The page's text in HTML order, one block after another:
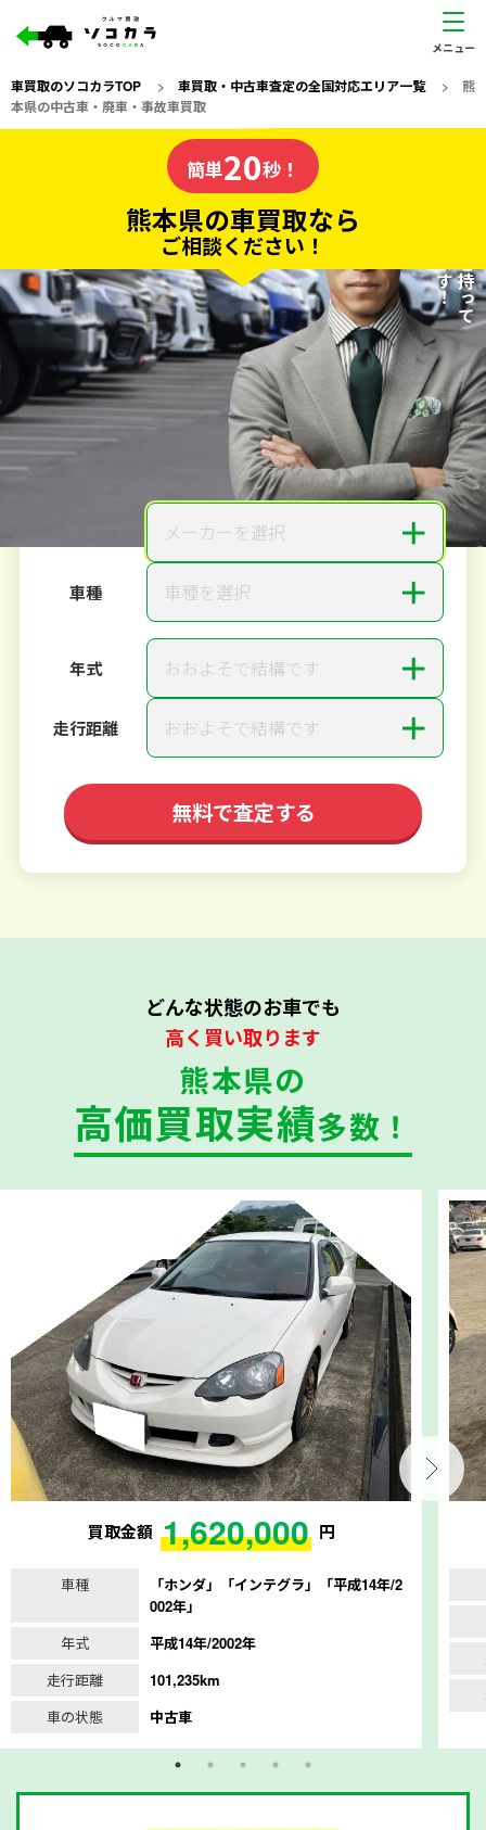
車買取のソコカラTOP > 車買取・中古車査定の全国対応エリア一覧> 熊
本県の中古車・廃車・事故車買取
の車買取なら
ソコカラの
電話か出張か、高い方の査定を提案。
だから高価買取!
私たちが責任を持って
査定いたします！
簡単20秒！
熊本県の車買取なら
ご相談ください！
20秒で入力完了！
無料で カンタンWeb査定
ご依頼いただいたお車を丁寧に査定いたします
メーカーを選択 ＋
車種 車種を選択 ＋
年式 おおよそで結構です ＋
走行距離 おおよそで結構です ＋
無料で査定する
どんな状態のお車でも
高く買い取ります
熊本県の
高価買取実績多数！
買取金額 1,620,000 円
車種
「ホンダ」「インテグラ」「平成14年/2
002年」
年式
平成14年/2002年
走行距離
101,235km
車の状態
中古車